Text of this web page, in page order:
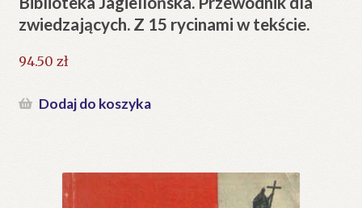
zwiedzających. Z 15 rycinami w tekście.
94.50 zł
Dodaj do koszyka